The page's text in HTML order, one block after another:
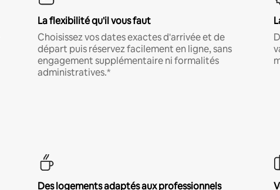
La flexibilité qu'il vous faut
Choisissez vos dates exactes d'arrivée et de
départ puis réservez facilement en ligne, sans
engagement supplémentaire ni formalités
administratives.*
Des logements adaptés aux professionnels